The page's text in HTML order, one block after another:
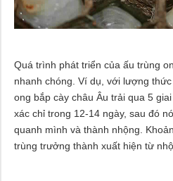
Quá trình phát triển của ấu trùng
nhanh chóng. Ví dụ, với lượng
ong bắp cày châu Âu trải qua 5
xác chỉ trong 12-14 ngày, sau đó
quanh mình và thành nhộng.
trùng trưởng thành xuất hiện từ